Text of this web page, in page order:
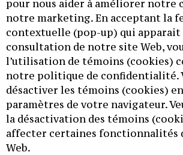
pour nous aider à améliorer notre
notre marketing. En acceptant la
contextuelle (pop-up) qui apparait
consultation de notre site Web,
l’utilisation de témoins (cookies)
notre politique de confidentialité.
désactiver les témoins (cookies)
paramètres de votre navigateur.
la désactivation des témoins
affecter certaines fonctionnalités
Web.